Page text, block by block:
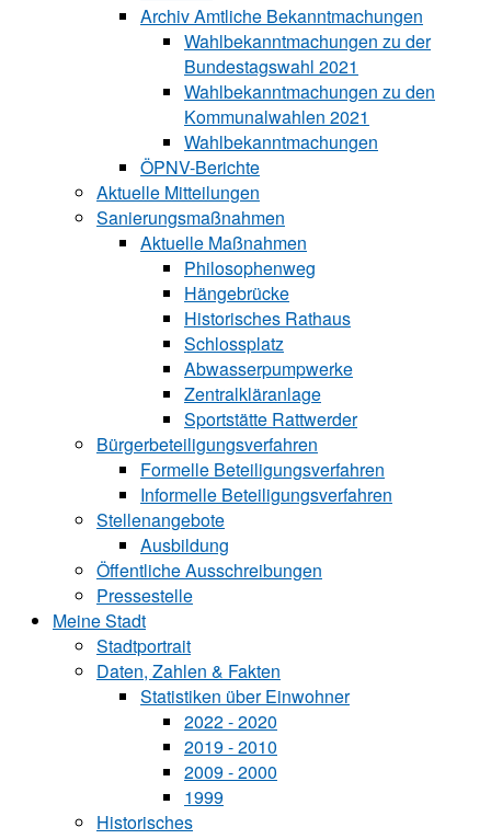
Archiv Amtliche Bekanntmachungen
Wahlbekanntmachungen zu der
Bundestagswahl 2021
Wahlbekanntmachungen zu den
Kommunalwahlen 2021
Wahlbekanntmachungen
ÖPNV-Berichte
Aktuelle Mitteilungen
Sa‍ni‍erungs‍maß‍nah‍men
Aktuelle Maßnahmen
Philosophenweg
Hängebrücke
Historisches Rathaus
Schlossplatz
Abwasserpumpwerke
Zentralkläranlage
Sportstätte Rattwerder
Bürgerbeteiligungsverfahren
Formelle Beteiligungsverfahren
Informelle Beteiligungsverfahren
Stellenangebote
Ausbildung
Öffentliche Ausschreibungen
Pressestelle
Meine Stadt
Stadtportrait
Daten, Zahlen & Fakten
Statistiken über Ein‍woh‍ner
2022 - 2020
2019 - 2010
2009 - 2000
1999
Historisches